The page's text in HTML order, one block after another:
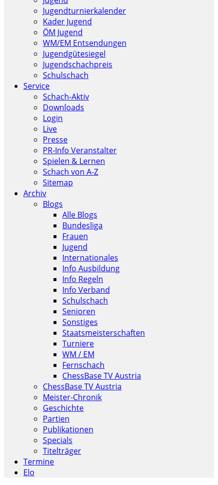
Jugendturnierkalender
Kader Jugend
ÖM Jugend
WM/EM Entsendungen
Jugendgütesiegel
Jugendschachpreis
Schulschach
Service
Schach-Aktiv
Downloads
Login
Live
Presse
PR-Info Veranstalter
Spielen & Lernen
Schach von A-Z
Sitemap
Archiv
Blogs
Alle Blogs
Bundesliga
Frauen
Jugend
Internationales
Info Ausbildung
Info Regeln
Info Verband
Schulschach
Senioren
Sonstiges
Staatsmeisterschaften
Turniere
WM / EM
Fernschach
ChessBase TV Austria
ChessBase TV Austria
Meister-Chronik
Geschichte
Partien
Publikationen
Specials
Titelträger
Termine
Elo